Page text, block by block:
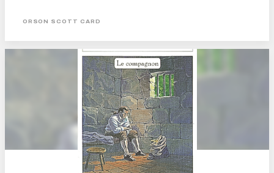
ORSON SCOTT CARD